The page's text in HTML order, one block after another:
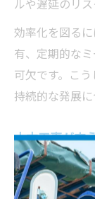
ルや遅延のリス
効率化を図る
有、定期的な
可欠です。こ
持続的な発展に
土木工事が支
土木工事は、
会の未来を形作